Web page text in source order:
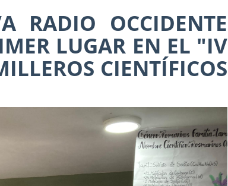
RADIO OCCIDENTE
LUGAR EN EL "IV
CIENTÍFICOS